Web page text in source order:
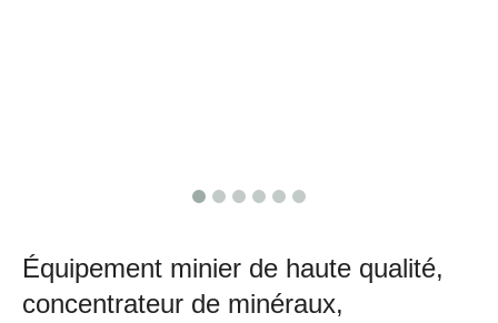
Équipement minier de haute qualité,
concentrateur de minéraux,